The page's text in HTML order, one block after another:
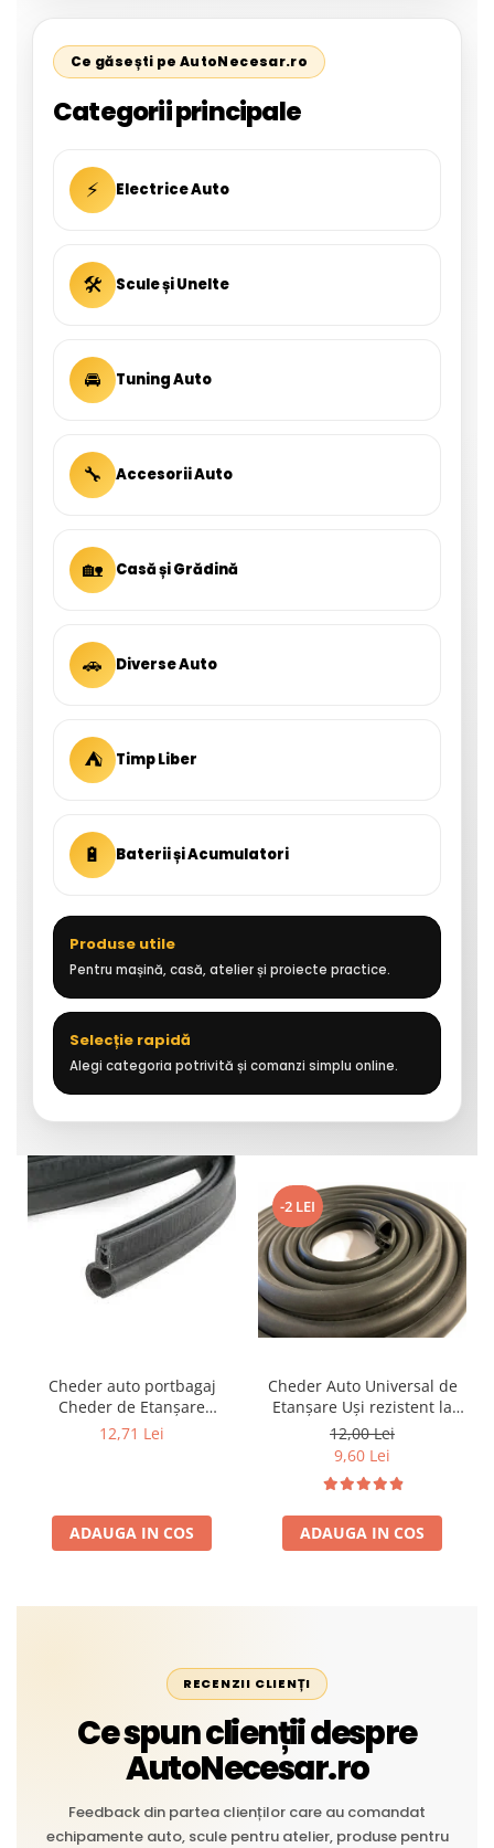
Ce găsești pe AutoNecesar.ro
Categorii principale
⚡ Electrice Auto
🛠 Scule și Unelte
🚘 Tuning Auto
🔧 Accesorii Auto
🏡 Casă și Grădină
🚗 Diverse Auto
⛺ Timp Liber
🔋 Baterii și Acumulatori
Produse utile
Pentru mașină, casă, atelier și proiecte practice.
Selecție rapidă
Alegi categoria potrivită și comanzi simplu online.
Cheder auto portbagaj
Cheder de Etanșare
Profesional din Cauciuc -
Liniar
12,71 Lei
ADAUGA IN COS
-2 LEI
Cheder Auto Universal de
Etanșare Uși rezistent la
intemperii, raze UV,
îmbătrânire și temperaturi
extreme
12,00 Lei
9,60 Lei
ADAUGA IN COS
RECENZII CLIENȚI
Ce spun clienții despre
AutoNecesar.ro
Feedback din partea clienților care au comandat
echipamente auto, scule pentru atelier, produse pentru